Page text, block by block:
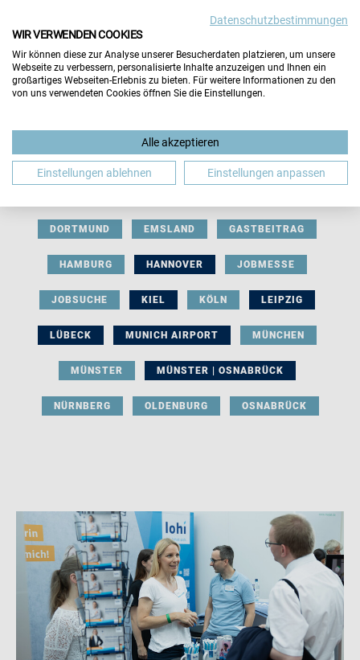
BERUFLICHE ORIENTIERUNG BEWERBUNG
DORTMUND EMSLAND GASTBEITRAG
HAMBURG HANNOVER JOBMESSE
JOBSUCHE KIEL KÖLN LEIPZIG
LÜBECK MUNICH AIRPORT MÜNCHEN
MÜNSTER MÜNSTER | OSNABRÜCK
NÜRNBERG OLDENBURG OSNABRÜCK
Datenschutzbestimmungen
WIR VERWENDEN COOKIES
Wir können diese zur Analyse unserer Besucherdaten platzieren, um unsere
Webseite zu verbessern, personalisierte Inhalte anzuzeigen und Ihnen ein
großartiges Webseiten-Erlebnis zu bieten. Für weitere Informationen zu den
von uns verwendeten Cookies öffnen Sie die Einstellungen.
Alle akzeptieren
Einstellungen ablehnen Einstellungen anpassen